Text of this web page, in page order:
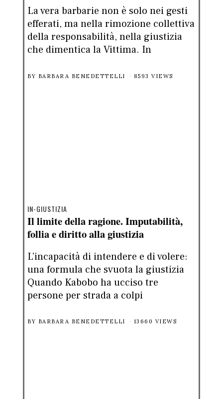
La vera barbarie non è solo nei gesti
efferati, ma nella rimozione collettiva
della responsabilità, nella giustizia
che dimentica la Vittima. In
BY BARBARA BENEDETTELLI 8593 VIEWS
IN-GIUSTIZIA
Il limite della ragione. Imputabilità,
follia e diritto alla giustizia
L’incapacità di intendere e di volere:
una formula che svuota la giustizia
Quando Kabobo ha ucciso tre
persone per strada a colpi
BY BARBARA BENEDETTELLI 13660 VIEWS